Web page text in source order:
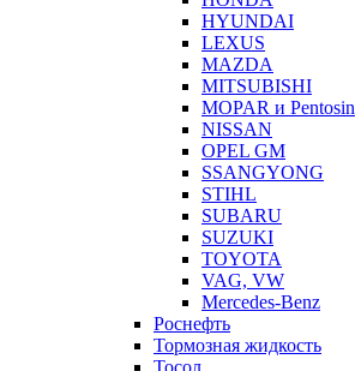
HYUNDAI
LEXUS
MAZDA
MITSUBISHI
MOPAR и Pentosin
NISSAN
OPEL GM
SSANGYONG
STIHL
SUBARU
SUZUKI
TOYOTA
VAG, VW
Мercedes-Benz
Роснефть
Тормозная жидкость
Тосол